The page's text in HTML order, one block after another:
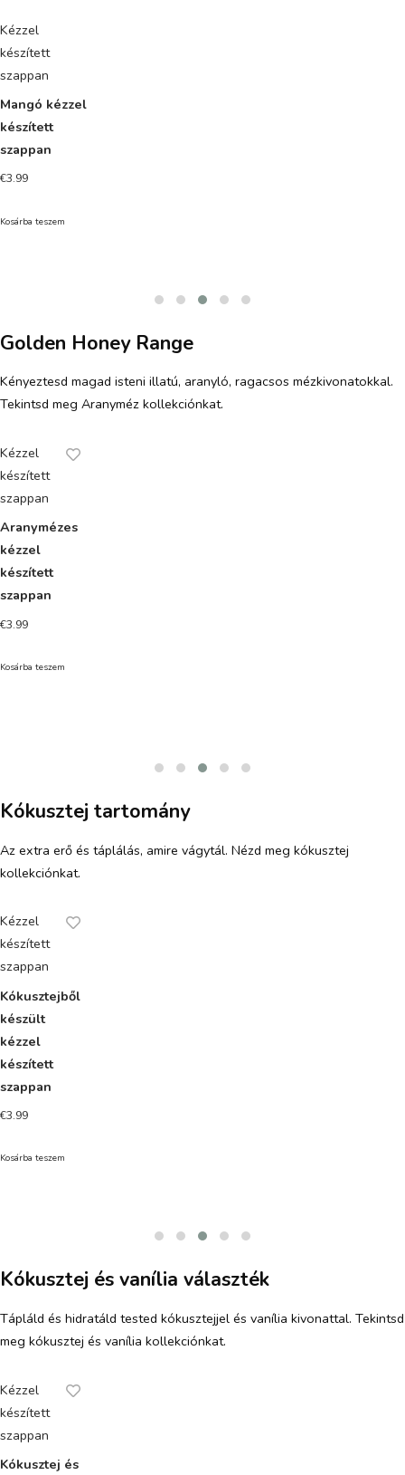
Kézzel
készített
szappan
Mangó kézzel
készített
szappan
€3.99
Kosárba teszem
Golden Honey Range
Kényeztesd magad isteni illatú, aranyló, ragacsos mézkivonatokkal.
Tekintsd meg Aranyméz kollekciónkat.
Kézzel
készített
szappan
Aranymézes
kézzel
készített
szappan
€3.99
Kosárba teszem
Kókusztej tartomány
Az extra erő és táplálás, amire vágytál. Nézd meg kókusztej
kollekciónkat.
Kézzel
készített
szappan
Kókusztejből
készült
kézzel
készített
szappan
€3.99
Kosárba teszem
Kókusztej és vanília választék
Tápláld és hidratáld tested kókusztejjel és vanília kivonattal. Tekintsd
meg kókusztej és vanília kollekciónkat.
Kézzel
készített
szappan
Kókusztej és